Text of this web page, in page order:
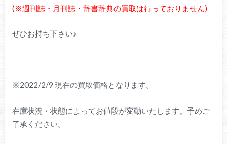
(※週刊誌・月刊誌・辞書辞典の買取は行っておりません)
ぜひお持ち下さい♪
※2022/2/9 現在の買取価格となります。
在庫状況・状態によってお値段が変動いたします。予めご
了承ください。